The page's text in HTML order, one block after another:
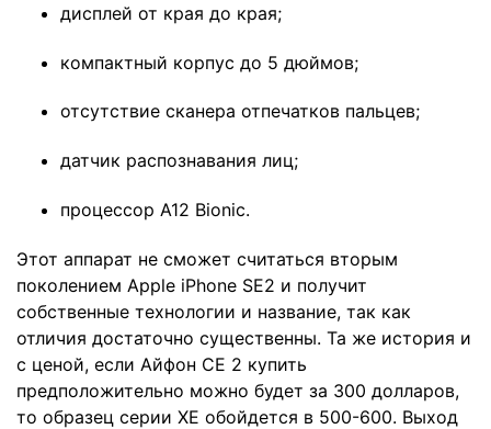
дисплей от края до края;
компактный корпус до 5 дюймов;
отсутствие сканера отпечатков пальцев;
датчик распознавания лиц;
процессор A12 Bionic.
Этот аппарат не сможет считаться вторым
поколением Apple iPhone SE2 и получит
собственные технологии и название, так как
отличия достаточно существенны. Та же история и
с ценой, если Айфон СЕ 2 купить
предположительно можно будет за 300 долларов,
то образец серии ХЕ обойдется в 500-600. Выход